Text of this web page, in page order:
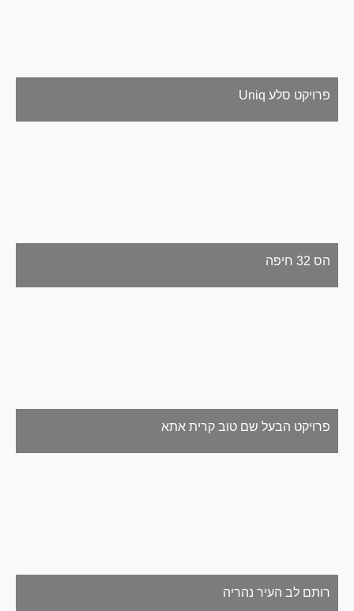
פרויקט סלע Uniq
הס 32 חיפה
פרויקט הבעל שם טוב קרית אתא
רותם לב העיר נהריה